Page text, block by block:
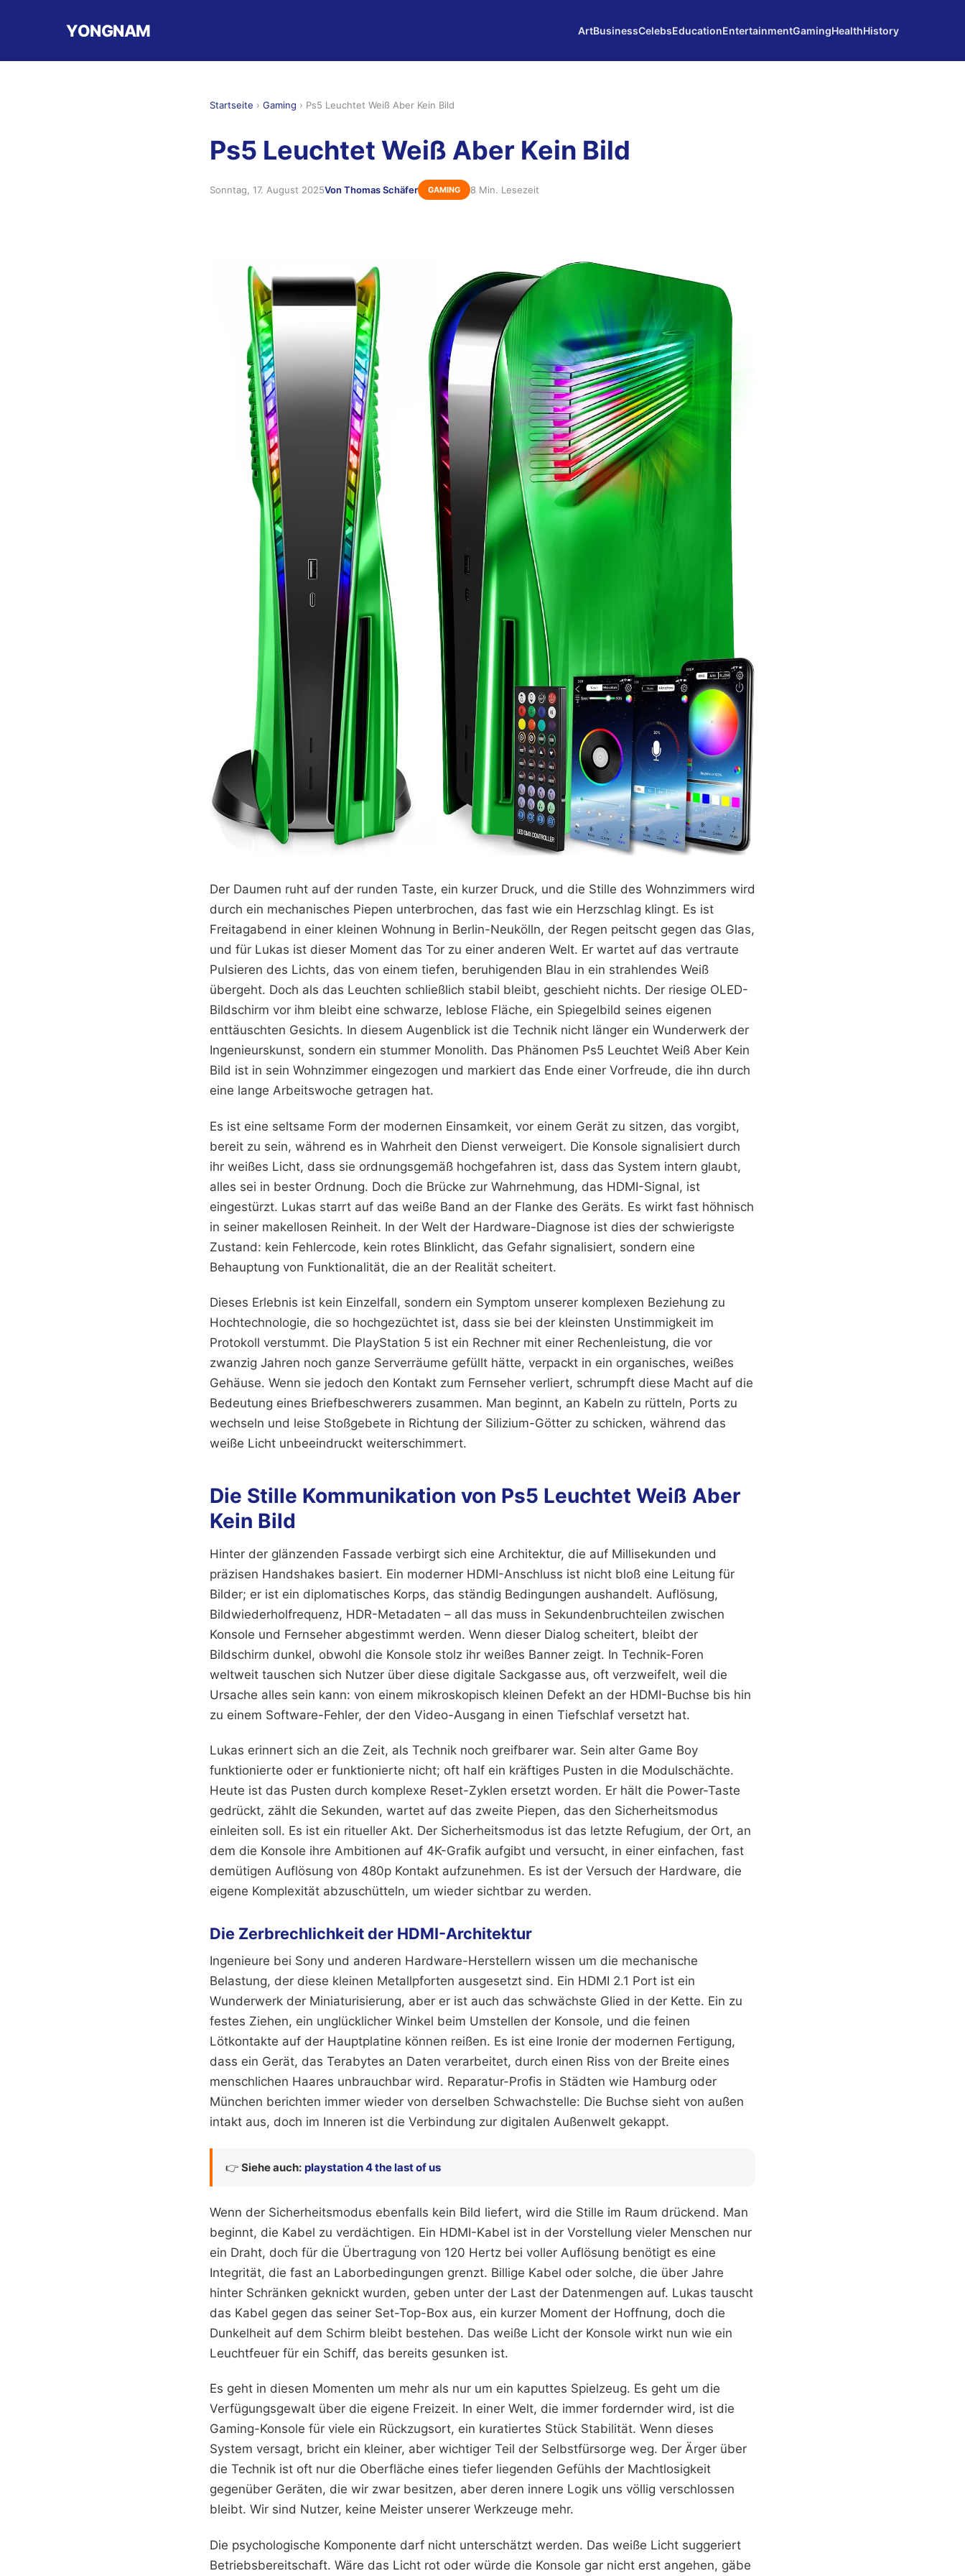
YONGNAM ArtBusinessCelebsEducationEntertainmentGamingHealthHistory
Startseite › Gaming › Ps5 Leuchtet Weiß Aber Kein Bild
Ps5 Leuchtet Weiß Aber Kein Bild
Sonntag, 17. August 2025Von Thomas Schäfer GAMING 8 Min. Lesezeit
Der Daumen ruht auf der runden Taste, ein kurzer Druck, und die Stille des Wohnzimmers wird
durch ein mechanisches Piepen unterbrochen, das fast wie ein Herzschlag klingt. Es ist
Freitagabend in einer kleinen Wohnung in Berlin-Neukölln, der Regen peitscht gegen das Glas,
und für Lukas ist dieser Moment das Tor zu einer anderen Welt. Er wartet auf das vertraute
Pulsieren des Lichts, das von einem tiefen, beruhigenden Blau in ein strahlendes Weiß
übergeht. Doch als das Leuchten schließlich stabil bleibt, geschieht nichts. Der riesige OLED-
Bildschirm vor ihm bleibt eine schwarze, leblose Fläche, ein Spiegelbild seines eigenen
enttäuschten Gesichts. In diesem Augenblick ist die Technik nicht länger ein Wunderwerk der
Ingenieurskunst, sondern ein stummer Monolith. Das Phänomen Ps5 Leuchtet Weiß Aber Kein
Bild ist in sein Wohnzimmer eingezogen und markiert das Ende einer Vorfreude, die ihn durch
eine lange Arbeitswoche getragen hat.
Es ist eine seltsame Form der modernen Einsamkeit, vor einem Gerät zu sitzen, das vorgibt,
bereit zu sein, während es in Wahrheit den Dienst verweigert. Die Konsole signalisiert durch
ihr weißes Licht, dass sie ordnungsgemäß hochgefahren ist, dass das System intern glaubt,
alles sei in bester Ordnung. Doch die Brücke zur Wahrnehmung, das HDMI-Signal, ist
eingestürzt. Lukas starrt auf das weiße Band an der Flanke des Geräts. Es wirkt fast höhnisch
in seiner makellosen Reinheit. In der Welt der Hardware-Diagnose ist dies der schwierigste
Zustand: kein Fehlercode, kein rotes Blinklicht, das Gefahr signalisiert, sondern eine
Behauptung von Funktionalität, die an der Realität scheitert.
Dieses Erlebnis ist kein Einzelfall, sondern ein Symptom unserer komplexen Beziehung zu
Hochtechnologie, die so hochgezüchtet ist, dass sie bei der kleinsten Unstimmigkeit im
Protokoll verstummt. Die PlayStation 5 ist ein Rechner mit einer Rechenleistung, die vor
zwanzig Jahren noch ganze Serverräume gefüllt hätte, verpackt in ein organisches, weißes
Gehäuse. Wenn sie jedoch den Kontakt zum Fernseher verliert, schrumpft diese Macht auf die
Bedeutung eines Briefbeschwerers zusammen. Man beginnt, an Kabeln zu rütteln, Ports zu
wechseln und leise Stoßgebete in Richtung der Silizium-Götter zu schicken, während das
weiße Licht unbeeindruckt weiterschimmert.
Die Stille Kommunikation von Ps5 Leuchtet Weiß Aber
Kein Bild
Hinter der glänzenden Fassade verbirgt sich eine Architektur, die auf Millisekunden und
präzisen Handshakes basiert. Ein moderner HDMI-Anschluss ist nicht bloß eine Leitung für
Bilder; er ist ein diplomatisches Korps, das ständig Bedingungen aushandelt. Auflösung,
Bildwiederholfrequenz, HDR-Metadaten – all das muss in Sekundenbruchteilen zwischen
Konsole und Fernseher abgestimmt werden. Wenn dieser Dialog scheitert, bleibt der
Bildschirm dunkel, obwohl die Konsole stolz ihr weißes Banner zeigt. In Technik-Foren
weltweit tauschen sich Nutzer über diese digitale Sackgasse aus, oft verzweifelt, weil die
Ursache alles sein kann: von einem mikroskopisch kleinen Defekt an der HDMI-Buchse bis hin
zu einem Software-Fehler, der den Video-Ausgang in einen Tiefschlaf versetzt hat.
Lukas erinnert sich an die Zeit, als Technik noch greifbarer war. Sein alter Game Boy
funktionierte oder er funktionierte nicht; oft half ein kräftiges Pusten in die Modulschächte.
Heute ist das Pusten durch komplexe Reset-Zyklen ersetzt worden. Er hält die Power-Taste
gedrückt, zählt die Sekunden, wartet auf das zweite Piepen, das den Sicherheitsmodus
einleiten soll. Es ist ein ritueller Akt. Der Sicherheitsmodus ist das letzte Refugium, der Ort, an
dem die Konsole ihre Ambitionen auf 4K-Grafik aufgibt und versucht, in einer einfachen, fast
demütigen Auflösung von 480p Kontakt aufzunehmen. Es ist der Versuch der Hardware, die
eigene Komplexität abzuschütteln, um wieder sichtbar zu werden.
Die Zerbrechlichkeit der HDMI-Architektur
Ingenieure bei Sony und anderen Hardware-Herstellern wissen um die mechanische
Belastung, der diese kleinen Metallpforten ausgesetzt sind. Ein HDMI 2.1 Port ist ein
Wunderwerk der Miniaturisierung, aber er ist auch das schwächste Glied in der Kette. Ein zu
festes Ziehen, ein unglücklicher Winkel beim Umstellen der Konsole, und die feinen
Lötkontakte auf der Hauptplatine können reißen. Es ist eine Ironie der modernen Fertigung,
dass ein Gerät, das Terabytes an Daten verarbeitet, durch einen Riss von der Breite eines
menschlichen Haares unbrauchbar wird. Reparatur-Profis in Städten wie Hamburg oder
München berichten immer wieder von derselben Schwachstelle: Die Buchse sieht von außen
intakt aus, doch im Inneren ist die Verbindung zur digitalen Außenwelt gekappt.
👉 Siehe auch: playstation 4 the last of us
Wenn der Sicherheitsmodus ebenfalls kein Bild liefert, wird die Stille im Raum drückend. Man
beginnt, die Kabel zu verdächtigen. Ein HDMI-Kabel ist in der Vorstellung vieler Menschen nur
ein Draht, doch für die Übertragung von 120 Hertz bei voller Auflösung benötigt es eine
Integrität, die fast an Laborbedingungen grenzt. Billige Kabel oder solche, die über Jahre
hinter Schränken geknickt wurden, geben unter der Last der Datenmengen auf. Lukas tauscht
das Kabel gegen das seiner Set-Top-Box aus, ein kurzer Moment der Hoffnung, doch die
Dunkelheit auf dem Schirm bleibt bestehen. Das weiße Licht der Konsole wirkt nun wie ein
Leuchtfeuer für ein Schiff, das bereits gesunken ist.
Es geht in diesen Momenten um mehr als nur um ein kaputtes Spielzeug. Es geht um die
Verfügungsgewalt über die eigene Freizeit. In einer Welt, die immer fordernder wird, ist die
Gaming-Konsole für viele ein Rückzugsort, ein kuratiertes Stück Stabilität. Wenn dieses
System versagt, bricht ein kleiner, aber wichtiger Teil der Selbstfürsorge weg. Der Ärger über
die Technik ist oft nur die Oberfläche eines tiefer liegenden Gefühls der Machtlosigkeit
gegenüber Geräten, die wir zwar besitzen, aber deren innere Logik uns völlig verschlossen
bleibt. Wir sind Nutzer, keine Meister unserer Werkzeuge mehr.
Die psychologische Komponente darf nicht unterschätzt werden. Das weiße Licht suggeriert
Betriebsbereitschaft. Wäre das Licht rot oder würde die Konsole gar nicht erst angehen, gäbe